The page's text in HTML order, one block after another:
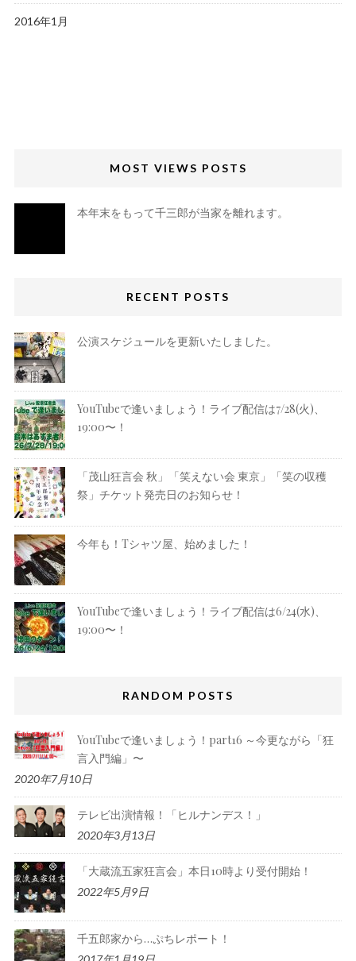
2016年1月
MOST VIEWS POSTS
本年末をもって千三郎が当家を離れます。
RECENT POSTS
公演スケジュールを更新いたしました。
YouTubeで逢いましょう！ライブ配信は7/28(火)、
19:00〜！
「茂山狂言会 秋」「笑えない会 東京」「笑の収穫
祭」チケット発売日のお知らせ！
今年も！Tシャツ屋、始めました！
YouTubeで逢いましょう！ライブ配信は6/24(水)、
19:00〜！
RANDOM POSTS
YouTubeで逢いましょう！part16 ～今更ながら「狂
言入門編」〜
2020年7月10日
テレビ出演情報！「ヒルナンデス！」
2020年3月13日
「大蔵流五家狂言会」本日10時より受付開始！
2022年5月9日
千五郎家から…ぷちレポート！